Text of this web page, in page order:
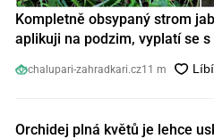
Kompletně obsypaný strom
aplikuji na podzim, vyplatí se
chalupari-zahradkari.cz11 m
Orchidej plná květů je lehce